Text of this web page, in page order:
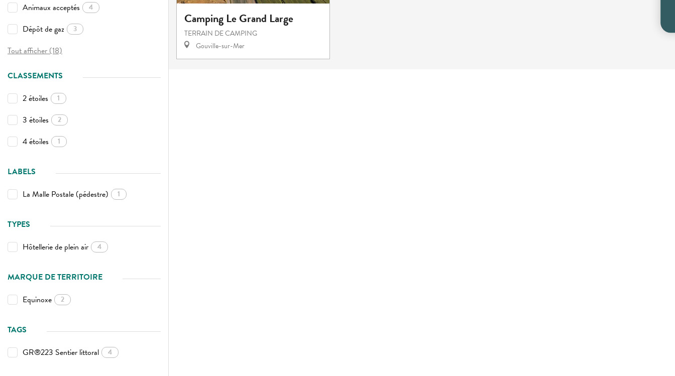
Animaux acceptés 4
Dépôt de gaz 3
Tout afficher (18)
CLASSEMENTS
2 étoiles
1
3 étoiles 2
4 étoiles 1
LABELS
La Malle Postale (pédestre)
1
TYPES
Hôtellerie de plein air
4
MARQUE DE TERRITOIRE
Equinoxe
2
TAGS
GR®223 Sentier littoral
4
Camping Le Grand Large
TERRAIN DE CAMPING
Gouville-sur-Mer